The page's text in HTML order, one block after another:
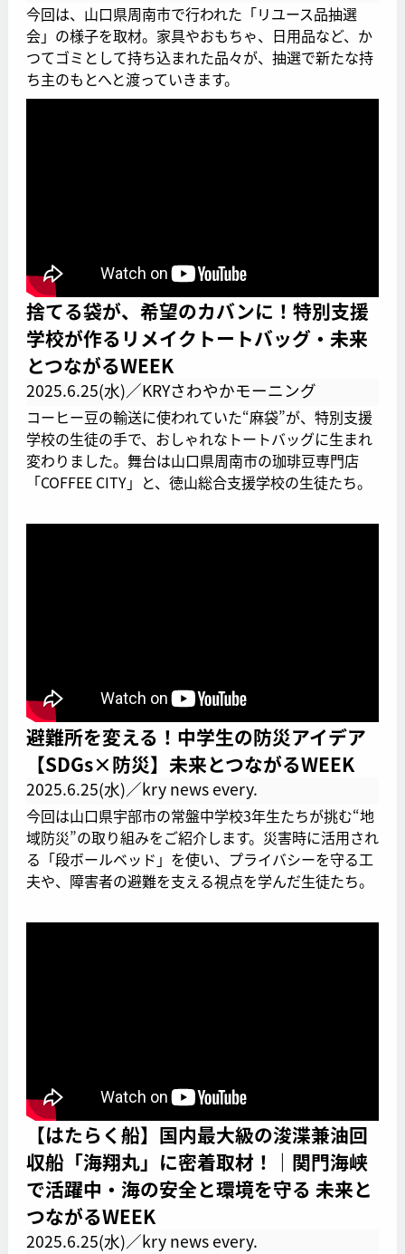
今回は、山口県周南市で行われた「リユース品抽選
会」の様子を取材。家具やおもちゃ、日用品など、か
つてゴミとして持ち込まれた品々が、抽選で新たな持
ち主のもとへと渡っていきます。
捨てる袋が、希望のカバンに！特別支援
学校が作るリメイクトートバッグ・未来
とつながるWEEK
2025.6.25(水)／KRYさわやかモーニング
コーヒー豆の輸送に使われていた“麻袋”が、特別支援
学校の生徒の手で、おしゃれなトートバッグに生まれ
変わりました。舞台は山口県周南市の珈琲豆専門店
「COFFEE CITY」と、徳山総合支援学校の生徒たち。
避難所を変える！中学生の防災アイデア
【SDGs×防災】未来とつながるWEEK
2025.6.25(水)／kry news every.
今回は山口県宇部市の常盤中学校3年生たちが挑む“地
域防災”の取り組みをご紹介します。災害時に活用され
る「段ボールベッド」を使い、プライバシーを守る工
夫や、障害者の避難を支える視点を学んだ生徒たち。
【はたらく船】国内最大級の浚渫兼油回
収船「海翔丸」に密着取材！｜関門海峡
で活躍中・海の安全と環境を守る 未来と
つながるWEEK
2025.6.25(水)／kry news every.